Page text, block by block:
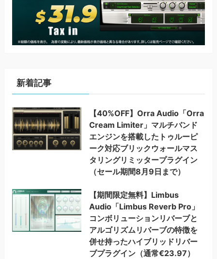
新着記事
【40%OFF】Orra Audio「Orra
Cream Limiter」マルチバンド
エンジンを搭載したトゥルーピ
ーク対応ブリックウォールマス
タリングリミッタープラグイン
（セール期間8月9日まで）
【期間限定無料】Limbus
Audio「Limbus Reverb Pro」
コンボリューションリバーブと
アルゴリズムリバーブの特徴を
併せ持ったハイブリッドリバー
ブプラグイン（通常€23.97）